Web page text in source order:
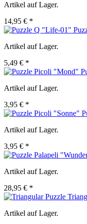
Artikel auf Lager.
14,95 € *
Artikel auf Lager.
5,49 € *
Artikel auf Lager.
3,95 € *
Artikel auf Lager.
3,95 € *
Artikel auf Lager.
28,95 € *
Artikel auf Lager.